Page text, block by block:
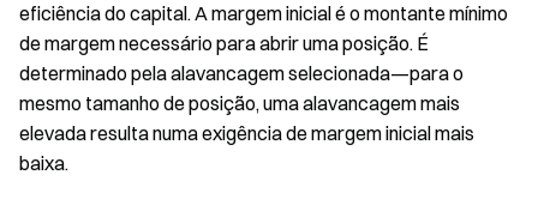
eficiência do capital. A margem inicial é o montante mínimo
de margem necessário para abrir uma posição. É
determinado pela alavancagem selecionada—para o
mesmo tamanho de posição, uma alavancagem mais
elevada resulta numa exigência de margem inicial mais
baixa.